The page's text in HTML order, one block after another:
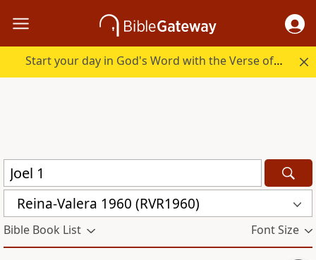
Start your day in God's Word with the Verse of the Day.
Reina-Valera 1960 (RVR1960)
Bible Book List Font Size